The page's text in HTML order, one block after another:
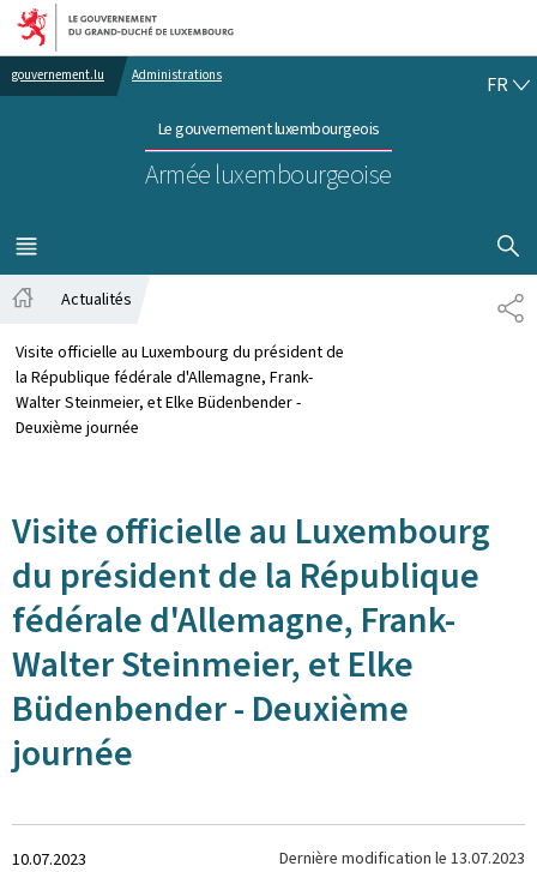
Aller au menu principal
Aller au contenu
gouvernement.lu Administrations
Le gouvernement luxembourgeois
Armée luxembourgeoise
FR
MENU
PRINCIPAL
Actualités
Visite officielle au Luxembourg du président de
la République fédérale d'Allemagne, Frank-
Walter Steinmeier, et Elke Büdenbender -
Deuxième journée
Visite officielle au Luxembourg
du président de la République
fédérale d'Allemagne, Frank-
Walter Steinmeier, et Elke
Büdenbender - Deuxième
journée
Crée
10.07.2023 Dernière modification le 13.07.2023